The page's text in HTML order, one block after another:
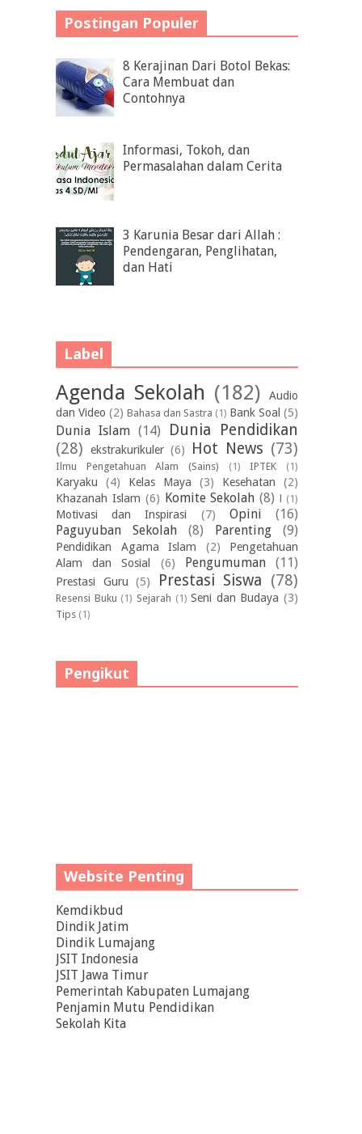
Postingan Populer
8 Kerajinan Dari Botol Bekas:
Cara Membuat dan
Contohnya
Informasi, Tokoh, dan
Permasalahan dalam Cerita
3 Karunia Besar dari Allah :
Pendengaran, Penglihatan,
dan Hati
Label
Agenda Sekolah (182)
Audio
dan Video (2) Bahasa dan Sastra (1) Bank Soal (5)
Dunia Islam (14)
Dunia Pendidikan
(28)
ekstrakurikuler (6) Hot News (73)
Ilmu Pengetahuan Alam (Sains) (1) IPTEK (1)
Karyaku (4) Kelas Maya (3) Kesehatan
(2)
Khazanah Islam (6) Komite Sekolah (8) (1)
Motivasi dan Inspirasi (7) Opini
(16)
Paguyuban Sekolah
(8) Parenting (9)
Pendidikan Agama Islam (2)
Pengetahuan
Alam dan Sosial
(6) Pengumuman (11)
Prestasi Guru (5) Prestasi Siswa (78)
Resensi Buku (1) Sejarah (1) Seni dan Budaya (3)
Tips (1)
Pengikut
Website Penting
Kemdikbud
Dindik Jatim
Dindik Lumajang
JSIT Indonesia
JSIT Jawa Timur
Pemerintah Kabupaten Lumajang
Penjamin Mutu Pendidikan
Sekolah Kita